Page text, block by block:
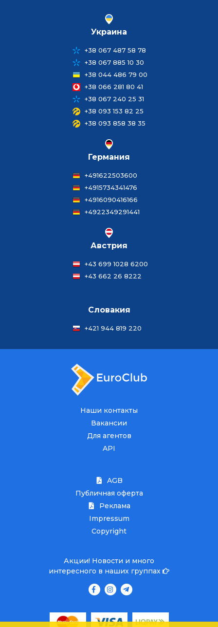
Украина
+38 067 487 58 78
+38 067 885 10 30
+38 044 486 79 00
+38 066 281 80 41
+38 067 240 25 31
+38 093 153 82 25
+38 093 858 38 35
Германия
+491622503600
+4915734341476
+4916090416166
+4922349291441
Австрия
+43 699 1028 6200
+43 662 26 8222
Словакия
+421 944 819 220
Наши контакты
Вакансии
Для агентов
API
AGB
Публичная оферта
Реклама
Impressum
Copyright
Акции! Новости и много
интересного в наших группах